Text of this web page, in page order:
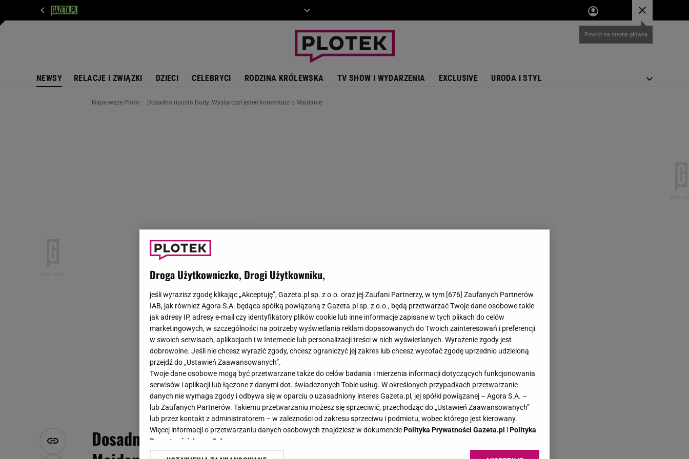
NEWSY RELACJE I ZWIĄZKI DZIECI CELEBRYCI RODZINA KRÓLEWSKA TV SHOW I WYDARZENIA EXCLUSIVE URODA I STYL
Najnowsze Plotki Dosadna riposta Dody. Wystarczył jeden komentarz o Majdanie
Dosadna riposta Dody. Wystarczył jeden komentarz o
Droga Użytkowniczko, Drogi Użytkowniku,
jeśli wyrazisz zgodę klikając „Akceptuję”, Gazeta.pl sp. z o.o. oraz jej Zaufani Partnerzy, w tym [676] Zaufanych Partnerów
IAB, jak również Agora S.A. będąca spółką powiązaną z Gazeta.pl sp. z o.o., będą przetwarzać Twoje dane osobowe takie
jak adresy IP, adresy e-mail czy identyfikatory plików cookie lub inne informacje zapisane w tych plikach do celów
marketingowych, w szczególności na potrzeby wyświetlania reklam dopasowanych do Twoich zainteresowań i preferencji
w swoich serwisach, aplikacjach i w Internecie lub personalizacji treści w nich wyświetlanych. Wyrażenie zgody jest
dobrowolne. Jeśli nie chcesz wyrazić zgody, chcesz ograniczyć jej zakres lub chcesz wycofać zgodę uprzednio udzieloną
przejdź do „Ustawień Zaawansowanych”.
Twoje dane osobowe mogą być przetwarzane także do celów badania i mierzenia informacji dotyczących funkcjonowania
serwisów i aplikacji lub łączone z danymi dot. świadczonych Tobie usług. W określonych przypadkach przetwarzanie
danych nie wymaga zgody i odbywa się w oparciu o uzasadniony interes Gazeta.pl, jej spółki powiązanej – Agora S.A. –
lub Zaufanych Partnerów. Takiemu przetwarzaniu możesz się sprzeciwić, przechodząc do „Ustawień Zaawansowanych”
lub przez kontakt z administratorem – w zależności od zakresu sprzeciwu i podmiotu, wobec którego jest kierowany.
Więcej informacji o przetwarzaniu danych osobowych znajdziesz w dokumenciePolityka Prywatności Gazeta.pl iPolityka
Prywatności Agora S.A.